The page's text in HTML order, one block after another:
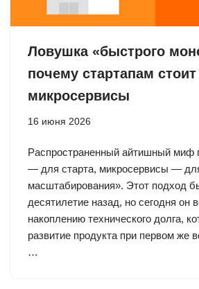
Ловушка «быстрого
почему стартапам
микросервисы
16 июня 2026
Распространенный айтишный миф
— для старта, микросервисы —
масштабирования». Этот подход
десятилетие назад, но сегодня он
накоплению технического долга,
развитие продукта при первом же
…